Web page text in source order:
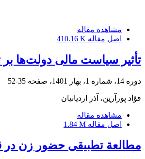
مشاهده مقاله
اصل مقاله 410.16 K
تأثیر سیاست مالی دولت‌ها
دوره 14، شماره 1، بهار 1401، صفحه 35-52
فؤاد پورآرین، آذر اردیانیان
مشاهده مقاله
اصل مقاله 1.84 M
مطالعة تطبیقی حضور زن در